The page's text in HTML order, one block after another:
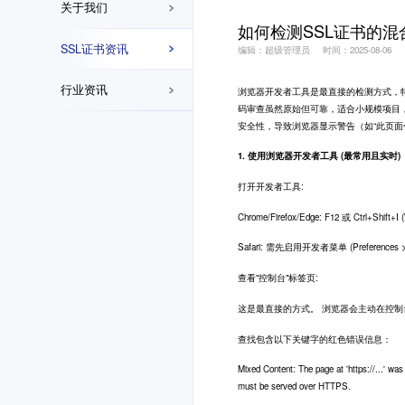
关于我们
SSL证书资讯
行业资讯
如何检测SSL证书的混
编辑：超级管理员 时间：2025-08-06
浏览器开发者工具是最直接的检测方式
码审查虽然原始但可靠，适合小规模项
安全性，导致浏览器显示警告（如“此页
1. 使用浏览器开发者工具 (最常用且实时)
打开开发者工具:
Chrome/Firefox/Edge: F12 或 Ctrl+Shift+I
Safari: 需先启用开发者菜单 (Preferences
查看"控制台"标签页:
这是最直接的方式。 浏览器会主动在控
查找包含以下关键字的红色错误信息：
Mixed Content: The page at 'https://...'
must be served over HTTPS.